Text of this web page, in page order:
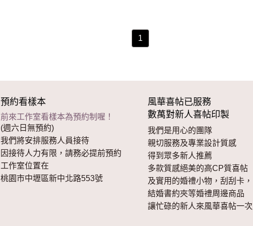
1
預約看樣本
前來工作室看樣本為預約制喔！
(週六日無預約)
我們將安排服務人員接待
因接待人力有限，請務必提前預約
工作室位置在
桃園市中壢區新中北路553號
風華喜帖已服務
數萬對新人喜帖印製
我們是用心的團隊
親切服務及專業設計質感
得到眾多新人推薦
多款質感絕美的高CP質喜帖
及實用的婚禮小物，刮刮卡，
結婚書約夾等婚禮周邊商品
讓忙碌的新人來風華喜帖一